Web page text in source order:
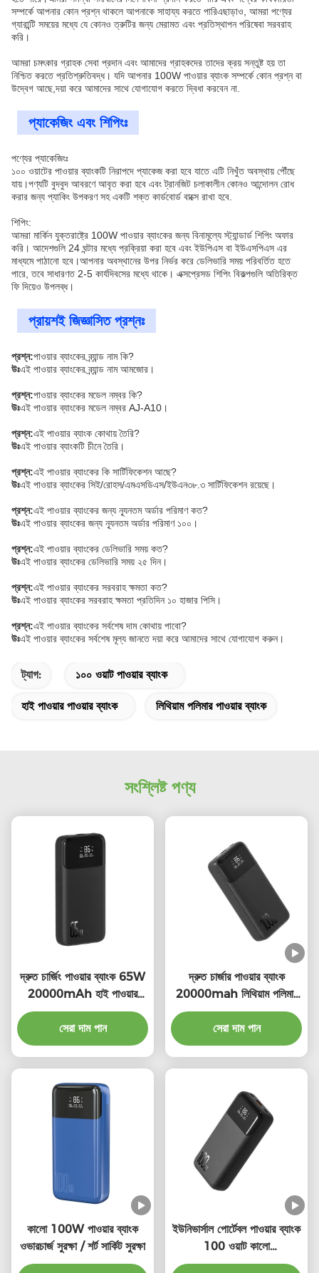
সম্পর্কে আপনার কোন প্রশ্ন থাকলে আপনাকে সাহায্য করতে পারিএছাড়াও, আমরা পণ্যের
গ্যারান্টি সময়ের মধ্যে যে কোনও ত্রুটির জন্য মেরামত এবং প্রতিস্থাপন পরিষেবা সরবরাহ
করি।
আমরা চমৎকার গ্রাহক সেবা প্রদান এবং আমাদের গ্রাহকদের তাদের ক্রয় সন্তুষ্ট হয় তা
নিশ্চিত করতে প্রতিশ্রুতিবদ্ধ। যদি আপনার 100W পাওয়ার ব্যাংক সম্পর্কে কোন প্রশ্ন বা
উদ্বেগ আছে,দয়া করে আমাদের সাথে যোগাযোগ করতে দ্বিধা করবেন না.
প্যাকেজিং এবং শিপিংঃ
পণ্যের প্যাকেজিংঃ
১০০ ওয়াটের পাওয়ার ব্যাংকটি নিরাপদে প্যাকেজ করা হবে যাতে এটি নিখুঁত অবস্থায় পৌঁছে
যায়।পণ্যটি বুদবুদ আবরণে আবৃত করা হবে এবং ট্রানজিট চলাকালীন কোনও আন্দোলন রোধ
করার জন্য প্যাকিং উপকরণ সহ একটি শক্ত কার্ডবোর্ড বাক্সে রাখা হবে.
শিপিং:
আমরা মার্কিন যুক্তরাষ্ট্রে 100W পাওয়ার ব্যাংকের জন্য বিনামূল্যে স্ট্যান্ডার্ড শিপিং অফার
করি। আদেশগুলি 24 ঘন্টার মধ্যে প্রক্রিয়া করা হবে এবং ইউপিএস বা ইউএসপিএস এর
মাধ্যমে পাঠানো হবে।আপনার অবস্থানের উপর নির্ভর করে ডেলিভারি সময় পরিবর্তিত হতে
পারে, তবে সাধারণত 2-5 কার্যদিবসের মধ্যে থাকে। এক্সপ্রেসড শিপিং বিকল্পগুলি অতিরিক্ত
ফি দিয়েও উপলব্ধ।
প্রায়শই জিজ্ঞাসিত প্রশ্নঃ
প্রশ্ন:পাওয়ার ব্যাংকের ব্র্যান্ড নাম কি?
উঃএই পাওয়ার ব্যাংকের ব্র্যান্ড নাম আমজোর।
প্রশ্ন:পাওয়ার ব্যাংকের মডেল নম্বর কি?
উঃএই পাওয়ার ব্যাংকের মডেল নম্বর AJ-A10।
প্রশ্ন:এই পাওয়ার ব্যাংক কোথায় তৈরি?
উঃএই পাওয়ার ব্যাংকটি চীনে তৈরি।
প্রশ্ন:এই পাওয়ার ব্যাংকের কি সার্টিফিকেশন আছে?
উঃএই পাওয়ার ব্যাংকের সিই/রোহস/এমএসডিএস/ইউএন৩৮.৩ সার্টিফিকেশন রয়েছে।
প্রশ্ন:এই পাওয়ার ব্যাংকের জন্য ন্যূনতম অর্ডার পরিমাণ কত?
উঃএই পাওয়ার ব্যাংকের জন্য ন্যূনতম অর্ডার পরিমাণ ১০০।
প্রশ্ন:এই পাওয়ার ব্যাংকের ডেলিভারি সময় কত?
উঃএই পাওয়ার ব্যাংকের ডেলিভারি সময় ২৫ দিন।
প্রশ্ন:এই পাওয়ার ব্যাংকের সরবরাহ ক্ষমতা কত?
উঃএই পাওয়ার ব্যাংকের সরবরাহ ক্ষমতা প্রতিদিন ১০ হাজার পিসি।
প্রশ্ন:এই পাওয়ার ব্যাংকের সর্বশেষ দাম কোথায় পাবো?
উঃএই পাওয়ার ব্যাংকের সর্বশেষ মূল্য জানতে দয়া করে আমাদের সাথে যোগাযোগ করুন।
ট্যাগ: ১০০ ওয়াট পাওয়ার ব্যাংক
হাই পাওয়ার পাওয়ার ব্যাংক লিথিয়াম পলিমার পাওয়ার ব্যাংক
সংশ্লিষ্ট পণ্য
দ্রুত চার্জিং পাওয়ার ব্যাংক 65W
20000mAh হাই পাওয়ার
পাওয়ার ব্যাংক
সেরা দাম পান
দ্রুত চার্জার পাওয়ার ব্যাংক
20000mah লিথিয়াম পলিমার
100 ওয়াট পোর্টেবল চার্জার অগ্নি
সুরক্ষা
সেরা দাম পান
কালো 100W পাওয়ার ব্যাংক
ওভারচার্জ সুরক্ষা / শর্ট সার্কিট সুরক্ষা
ইউনিভার্সাল পোর্টেবল পাওয়ার ব্যাংক
100 ওয়াট কালো
200000mAh